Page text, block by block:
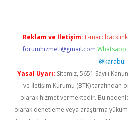
Reklam ve İletişim: E-mail:
forumhizmeti@gmail.com
@karabul
Yasal Uyarı: Sitemiz, 5651 Sayılı
ve İletişim Kurumu (BTK) tarafından
olarak hizmet vermektedir. Bu
olarak denetleme veya araştırma